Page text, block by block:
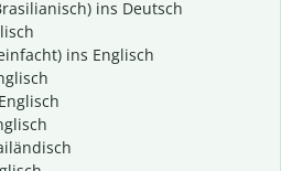
ins Deutsch
ins Englisch